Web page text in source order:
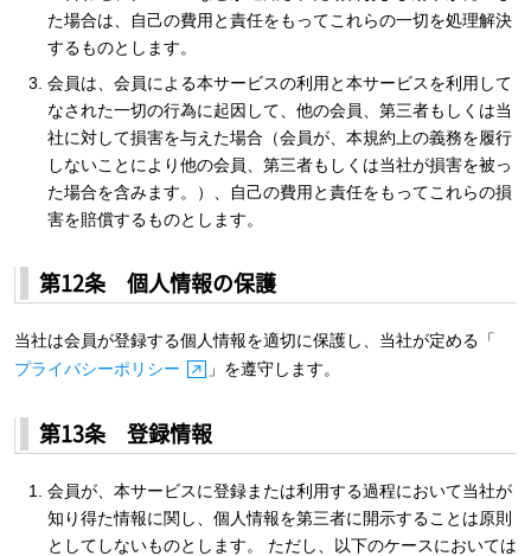
た場合は、自己の費用と責任をもってこれらの一切を処理解決
するものとします。
会員は、会員による本サービスの利用と本サービスを利用して
なされた一切の行為に起因して、他の会員、第三者もしくは当
社に対して損害を与えた場合（会員が、本規約上の義務を履行
しないことにより他の会員、第三者もしくは当社が損害を被っ
た場合を含みます。）、自己の費用と責任をもってこれらの損
害を賠償するものとします。
第12条 個人情報の保護
当社は会員が登録する個人情報を適切に保護し、当社が定める「
プライバシーポリシー
」を遵守します。
第13条 登録情報
会員が、本サービスに登録または利用する過程において当社が
知り得た情報に関し、個人情報を第三者に開示することは原則
としてしないものとします。 ただし、以下のケースにおいては